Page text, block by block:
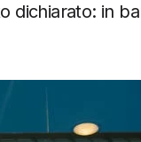
dichiarato: in